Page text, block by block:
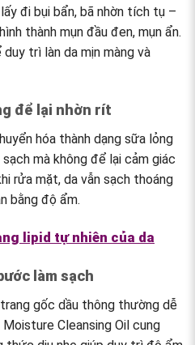
đi bụi bẩn, bã nhờn tích tụ –
thành mụn đầu đen, mụn ẩn.
trì làn da mịn màng và
để lại nhờn rít
hóa thành dạng sữa lỏng
mà không để lại cảm giác
rửa mặt, da vẫn sạch thoáng
bằng độ ẩm.
lipid tự nhiên của da
làm sạch
gốc dầu thông thường dễ
Cleansing Oil cung